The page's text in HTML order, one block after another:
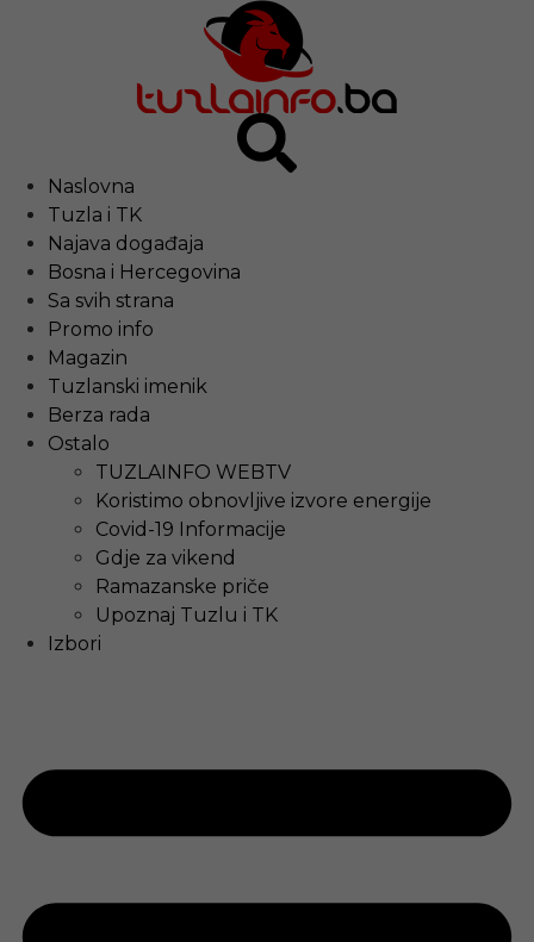
Naslovna
Tuzla i TK
Najava događaja
Bosna i Hercegovina
Sa svih strana
Promo info
Magazin
Tuzlanski imenik
Berza rada
Ostalo
TUZLAINFO WEBTV
Koristimo obnovljive izvore energije
Covid-19 Informacije
Gdje za vikend
Ramazanske priče
Upoznaj Tuzlu i TK
Izbori